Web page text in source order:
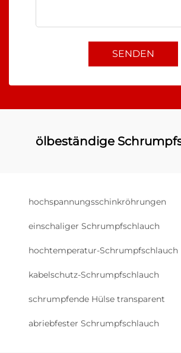
SENDEN
ölbeständige
hochspannungsschinkröhrungen
einschaliger Schrumpfschlauch
hochtemperatur-Schrumpfschlauch
kabelschutz-Schrumpfschlauch
schrumpfende Hülse transparent
abriebfester Schrumpfschlauch